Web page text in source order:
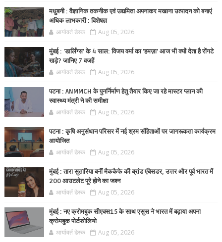
मधुबनी : वैज्ञानिक तकनीक एवं उद्यमिता अपनाकर मखाना उत्पादन को बनाएं
अधिक लाभकारी : विशेषज्ञ
आर्यावर्त डेस्क Aug 05, 2026
मुंबई : 'डार्लिंग्स' के 4 साल: विजय वर्मा का 'हमज़ा' आज भी क्यों देता है रोंगटे
खड़े? जानिए 7 वजहें
आर्यावर्त डेस्क Aug 05, 2026
पटना : ANMMCH के पुनर्निर्माण हेतु तैयार किए जा रहे मास्टर प्लान की
स्वास्थ्य मंत्री ने की समीक्षा
आर्यावर्त डेस्क Aug 05, 2026
पटना : कृषि अनुसंधान परिसर में नई श्रम संहिताओं पर जागरूकता कार्यक्रम
आयोजित
आर्यावर्त डेस्क Aug 05, 2026
मुंबई : तारा सुतारिया बनीं मैककैफे की ब्रांड एंबेसडर, उत्तर और पूर्व भारत में
200 आउटलेट पूरे होने का जश्न
आर्यावर्त डेस्क Aug 05, 2026
मुंबई : नए क्रोमबुक सीएक्स15 के साथ एसुस ने भारत में बढ़ाया अपना
क्रोमबुक पोर्टफोलियो
आर्यावर्त डेस्क Aug 05, 2026